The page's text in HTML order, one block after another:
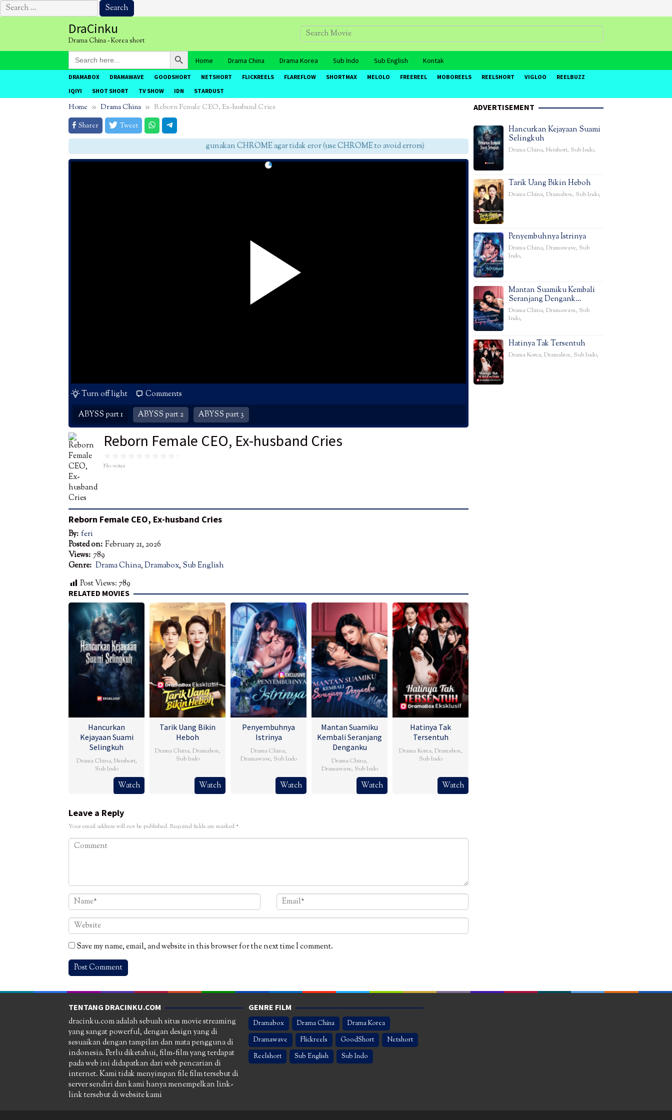
Search
for:
DraCinku
Drama China - Korea short
Search
for:
Search Button
Home Drama China Drama Korea Sub Indo Sub English Kontak
DRAMABOX DRAMAWAVE GOODSHORT NETSHORT FLICKREELS FLAREFLOW SHORTMAX MELOLO FREEREEL MOBOREELS REELSHORT VIGLOO
REELBUZZ
IQIYI
SHOT SHORT TV SHOW IDN STARDUST
Home Drama China
Reborn Female CEO, Ex-husband Cries
Sharer
Tweet
gunakan CHROME agar tidak eror (use CHROME to avoid errors)
Turn off light
Comments
ABYSS part 1
ABYSS part 2 ABYSS part 3
Reborn Female CEO, Ex-husband Cries
No votes
Reborn Female CEO, Ex-husband Cries
By: feri
Posted on: February 21, 2026
Views: 789
Genre: Drama China,Dramabox, Sub English
Post Views: 789
RELATED MOVIES
Hancurkan
Kejayaan Suami
Selingkuh
Drama China, Netshort,
Sub Indo
Watch
Tarik Uang Bikin
Heboh
Drama China, Dramabox,
Sub Indo
Watch
Penyembuhnya
Istrinya
Drama China,
Dramawave, Sub Indo
Watch
Mantan Suamiku
Kembali Seranjang
Denganku
Drama China,
Dramawave, Sub Indo
Watch
Hatinya Tak
Tersentuh
Drama Korea, Dramabox,
Sub Indo
Watch
Leave a Reply
Your email address will not be published. Required fields are marked*
Save my name, email, and website in this browser for the next time I comment.
ADVERTISEMENT
Hancurkan Kejayaan Suami
Selingkuh
Drama China, Netshort, Sub Indo,
Tarik Uang Bikin Heboh
Drama China, Dramabox, Sub Indo,
Penyembuhnya Istrinya
Drama China, Dramawave, Sub
Indo,
Mantan Suamiku Kembali
Seranjang Dengank…
Drama China, Dramawave, Sub
Indo,
Hatinya Tak Tersentuh
Drama Korea, Dramabox, Sub Indo,
TENTANG DRACINKU.COM
dracinku.com adalah sebuah situs movie streaming
yang sangat powerful, dengan design yang di
sesuaikan dengan tampilan dan mata pengguna di
indonesia. Perlu diketahui, film-film yang terdapat
pada web ini didapatkan dari web pencarian di
internet. Kami tidak menyimpan file film tersebut di
server sendiri dan kami hanya menempelkan link-
link tersebut di website kami
GENRE FILM
Dramabox Drama China
Drama Korea
Dramawave
Flickreels GoodShort
Netshort
Reelshort
Sub English Sub Indo